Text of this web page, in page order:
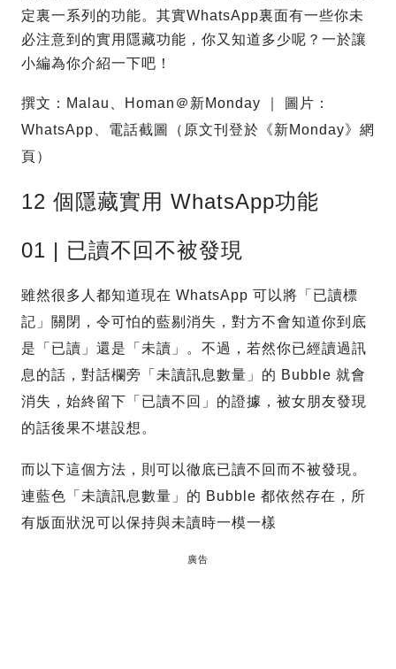
定裏一系列的功能。其實WhatsApp裏面有一些你未
必注意到的實用隱藏功能，你又知道多少呢？一於讓
小編為你介紹一下吧！
撰文：Malau、Homan＠新Monday ｜ 圖片：
WhatsApp、電話截圖（原文刊登於《新Monday》網
頁）
12 個隱藏實用 WhatsApp功能
01 | 已讀不回不被發現
雖然很多人都知道現在 WhatsApp 可以將「已讀標
記」關閉，令可怕的藍剔消失，對方不會知道你到底
是「已讀」還是「未讀」。不過，若然你已經讀過訊
息的話，對話欄旁「未讀訊息數量」的 Bubble 就會
消失，始終留下「已讀不回」的證據，被女朋友發現
的話後果不堪設想。
而以下這個方法，則可以徹底已讀不回而不被發現。
連藍色「未讀訊息數量」的 Bubble 都依然存在，所
有版面狀況可以保持與未讀時一模一樣
廣告